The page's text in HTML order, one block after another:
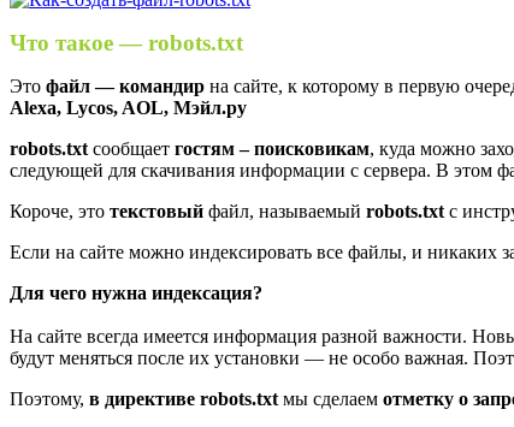
Что такое — robots.txt
Это файл — командир на сайте, к которому в первую
Alexa, Lycos, AOL, Мэйл.ру
robots.txt сообщает гостям – поисковикам, куда можно
следующей для скачивания информации с сервера. В этом
Короче, это текстовый файл, называемый robots.txt с
Если на сайте можно индексировать все файлы, и никаких
Для чего нужна индексация?
На сайте всегда имеется информация разной важности.
будут меняться после их установки — не особо важная.
Поэтому, в директиве robots.txt мы сделаем отметку о